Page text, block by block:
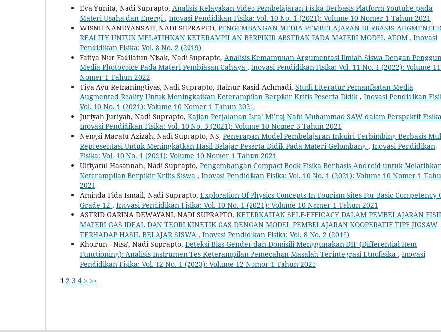
Eva Yunita, Nadi Suprapto, Analisis Kelayakan Video Pembelajaran Fisika Berbasis Platform Youtube pada
Materi Usaha dan Energi, Inovasi Pendidikan Fisika: Vol. 10 No. 1 (2021): Volume 10 Nomer 1 Tahun 2021
WISNU NANDYANSAH, NADI SUPRAPTO, PENGEMBANGAN MEDIA PEMBELAJARAN BERBASIS AUGMENTED
REALITY UNTUK MELATIHKAN KETERAMPILAN BERPIKIR ABSTRAK PADA MATERI MODEL ATOM , Inovasi
Pendidikan Fisika: Vol. 8 No. 2 (2019)
Fatiya Nur Fadilatun Nisak, Nadi Suprapto, Analisis Kemampuan Argumentasi Ilmiah Siswa Dengan
Media Photovoice Pada Materi Pembiasan Cahaya , Inovasi Pendidikan Fisika: Vol. 11 No. 1 (2022): Volume 11
Nomer 1 Tahun 2022
Tiya Ayu Retnaningtiyas, Nadi Suprapto, Hainur Rasid Achmadi, Studi Literatur Pemanfaatan Media
Augmented Reality Untuk Meningkatkan Keterampilan Berpikir Kritis Peserta Didik, Inovasi Pendidikan
Vol. 10 No. 1 (2021): Volume 10 Nomer 1 Tahun 2021
Juriyah Juriyah, Nadi Suprapto, Kajian Perjalanan Isra’ Mi’raj Nabi Muhammad SAW dalam Perspektif Fisika
Inovasi Pendidikan Fisika: Vol. 10 No. 3 (2021): Volume 10 Nomer 3 Tahun 2021
Nengsi Maratu Azizah, Nadi Suprapto, NS, Penerapan Model Pembelajaran Inkuiri Terbimbing Berbasis
Representasi Untuk Meningkatkan Hasil Belajar Peserta Didik Pada Materi Gelombang , Inovasi Pendidikan
Fisika: Vol. 10 No. 1 (2021): Volume 10 Nomer 1 Tahun 2021
Ulfiyatul Hasannah, Nadi Suprapto, Pengembangan Compact Book Fisika Berbasis Android untuk
Keterampilan Berpikir Kritis Siswa , Inovasi Pendidikan Fisika: Vol. 10 No. 1 (2021): Volume 10 Nomer 1
2021
Aminda Fida Ismail, Nadi Suprapto, Exploration Of Physics Concepts In Tourism Sites For Basic Competency
Grade 12 , Inovasi Pendidikan Fisika: Vol. 10 No. 1 (2021): Volume 10 Nomer 1 Tahun 2021
ASTRID GARINA DEWAYANI, NADI SUPRAPTO, KETERKAITAN SELF-EFFICACY DALAM PEMBELAJARAN
MATERI GAS IDEAL DAN TEORI KINETIK GAS DENGAN MODEL PEMBELAJARAN KOOPERATIF TIPE JIGSAW
TERHADAP HASIL BELAJAR SISWA , Inovasi Pendidikan Fisika: Vol. 8 No. 2 (2019)
Khoirun - Nisa', Nadi Suprapto, Deteksi Bias Gender dan Domisili Menggunakan DIF (Differential Item
Functioning): Analisis Instrumen Tes Keterampilan Pemecahan Masalah Terintegrasi Etnofisika , Inovasi
Pendidikan Fisika: Vol. 12 No. 1 (2023): Volume 12 Nomor 1 Tahun 2023
1 2 3 4 > >>